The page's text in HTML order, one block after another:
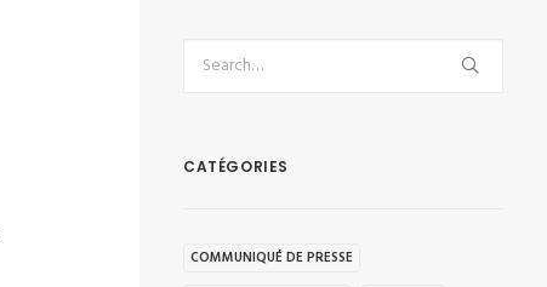
CATÉGORIES
COMMUNIQUÉ DE PRESSE